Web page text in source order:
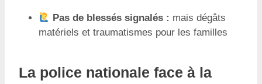
Pas de blessés signalés : mais dégâts
matériels et traumatismes pour les familles
La police nationale face à la